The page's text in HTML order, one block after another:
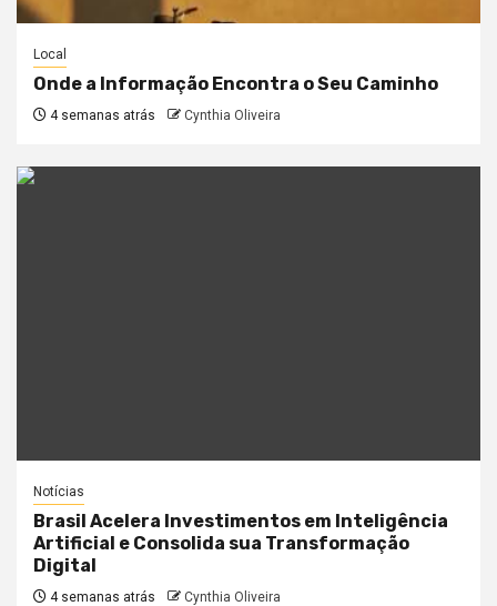
Local
Onde a Informação Encontra o Seu Caminho
4 semanas atrás Cynthia Oliveira
Notícias
Brasil Acelera Investimentos em Inteligência
Artificial e Consolida sua Transformação
Digital
4 semanas atrás Cynthia Oliveira